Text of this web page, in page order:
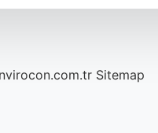
Sitemap